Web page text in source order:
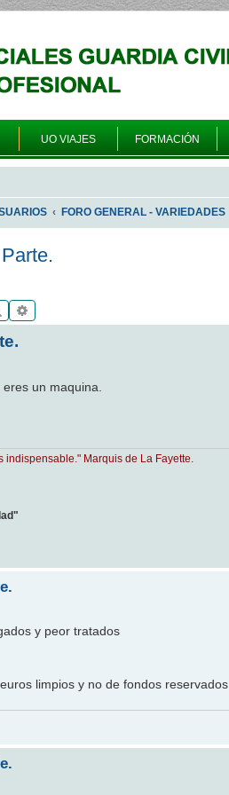
UO VIAJES FORMACIÓN
FORO GENERAL - VARIEDADES
Buscar
un maquina.
Marquis de La Fayette.
y peor tratados
limpios y no de fondos reservados